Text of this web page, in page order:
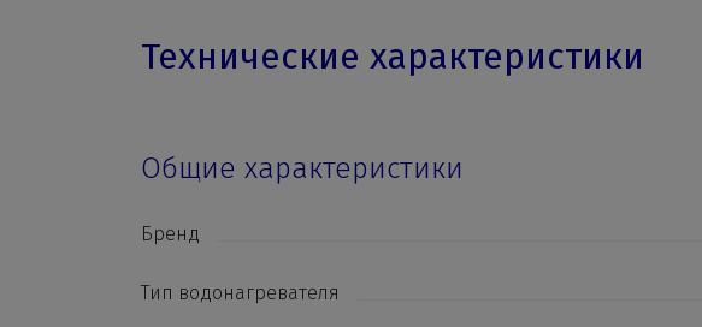
Технические характеристики
Общие характеристики
Бренд
Тип водонагревателя